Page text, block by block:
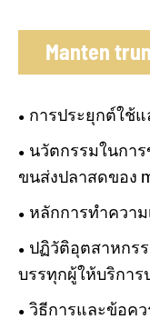
Manten
การประยุกต์ใช้
นวัตกรรมในกา
ขนส่งปลาสดของ
หลักการทำควา
ปฏิวัติอุตสาหกร
บรรทุกผู้ให้บริการ
วิธีการและข้อค